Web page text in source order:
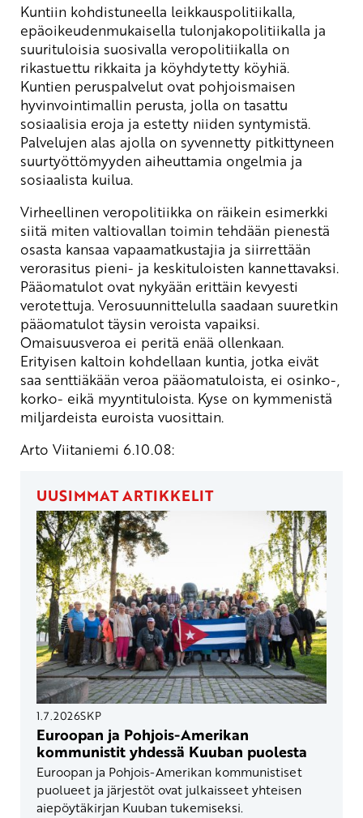
Kuntiin kohdistuneella leikkauspolitiikalla,
epäoikeudenmukaisella tulonjakopolitiikalla ja
suurituloisia suosivalla veropolitiikalla on
rikastuettu rikkaita ja köyhdytetty köyhiä.
Kuntien peruspalvelut ovat pohjoismaisen
hyvinvointimallin perusta, jolla on tasattu
sosiaalisia eroja ja estetty niiden syntymistä.
Palvelujen alas ajolla on syvennetty pitkittyneen
suurtyöttömyyden aiheuttamia ongelmia ja
sosiaalista kuilua.
Virheellinen veropolitiikka on räikein esimerkki
siitä miten valtiovallan toimin tehdään pienestä
osasta kansaa vapaamatkustajia ja siirrettään
verorasitus pieni- ja keskituloisten kannettavaksi.
Pääomatulot ovat nykyään erittäin kevyesti
verotettuja. Verosuunnittelulla saadaan suuretkin
pääomatulot täysin veroista vapaiksi.
Omaisuusveroa ei peritä enää ollenkaan.
Erityisen kaltoin kohdellaan kuntia, jotka eivät
saa senttiäkään veroa pääomatuloista, ei osinko-,
korko- eikä myyntituloista. Kyse on kymmenistä
miljardeista euroista vuosittain.
Arto Viitaniemi 6.10.08:
UUSIMMAT ARTIKKELIT
1.7.2026SKP
Euroopan ja Pohjois-Amerikan
kommunistit yhdessä Kuuban puolesta
Euroopan ja Pohjois-Amerikan kommunistiset
puolueet ja järjestöt ovat julkaisseet yhteisen
aiepöytäkirjan Kuuban tukemiseksi.